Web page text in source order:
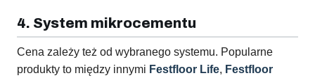
4. System mikrocementu
Cena zależy też od wybranego systemu. Popularne
produkty to między innymi Festfloor Life, Festfloor